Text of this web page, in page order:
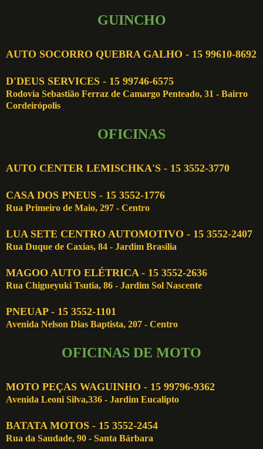
GUINCHO
AUTO SOCORRO QUEBRA GALHO - 15 99610-8692
D'DEUS SERVICES - 15 99746-6575
Rodovia Sebastião Ferraz de Camargo Penteado, 31 - Bairro
Cordeirópolis
OFICINAS
AUTO CENTER LEMISCHKA'S - 15 3552-3770
CASA DOS PNEUS - 15 3552-1776
Rua Primeiro de Maio, 297 - Centro
LUA SETE CENTRO AUTOMOTIVO - 15 3552-2407
Rua Duque de Caxias, 84 - Jardim Brasília
MAGOO AUTO ELÉTRICA - 15 3552-2636
Rua Chigueyuki Tsutia, 86 - Jardim Sol Nascente
PNEUAP - 15 3552-1101
Avenida Nelson Dias Baptista, 207 - Centro
OFICINAS DE MOTO
MOTO PEÇAS WAGUINHO - 15 99796-9362
Avenida Leoni Silva,336 - Jardim Eucalipto
BATATA MOTOS - 15 3552-2454
Rua da Saudade, 90 - Santa Bárbara